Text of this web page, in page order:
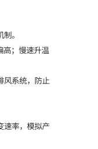
。
；慢速升温
风系统，防止
速率，模拟产